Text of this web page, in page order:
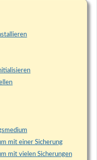
mit einer Sicherung
mit vielen Sicherungen